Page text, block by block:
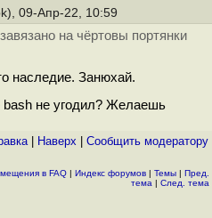
09-Апр-22, 10:59
на чёртовы портянки
наследие. Занюхай.
bash не угодил? Желаешь
| Наверх Cообщить модератору
в FAQ | Индекс форумов | Темы | Пред.
тема | След. тема